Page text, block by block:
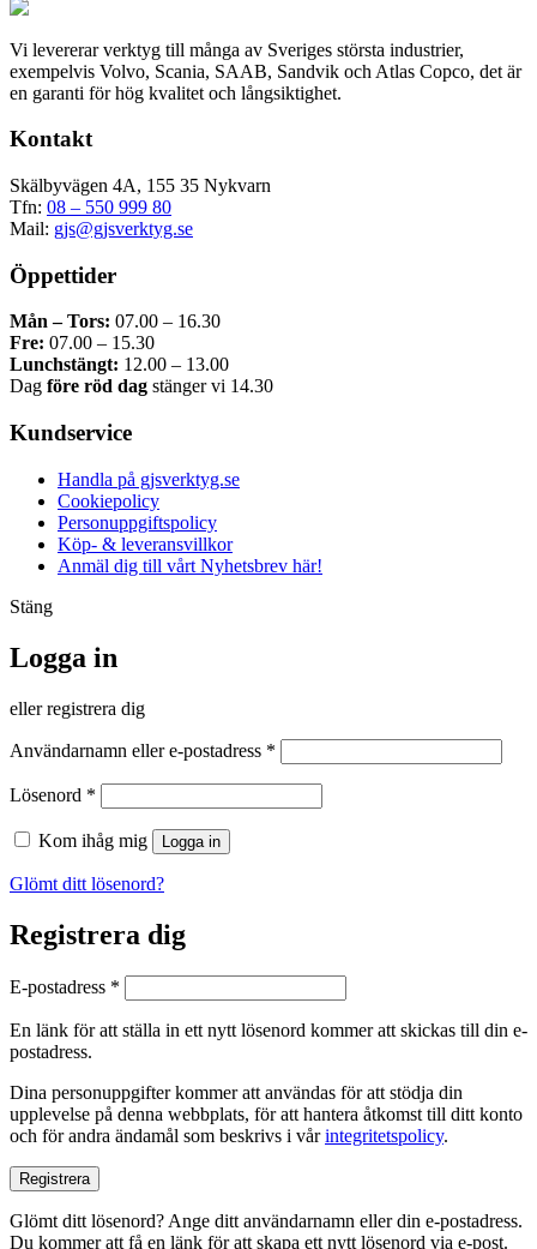
Vi levererar verktyg till många av Sveriges största industrier,
exempelvis Volvo, Scania, SAAB, Sandvik och Atlas Copco, det är
en garanti för hög kvalitet och långsiktighet.
Kontakt
Skälbyvägen 4A, 155 35 Nykvarn
Tfn: 08 – 550 999 80
Mail: gjs@gjsverktyg.se
Öppettider
Mån – Tors: 07.00 – 16.30
Fre: 07.00 – 15.30
Lunchstängt: 12.00 – 13.00
Dag före röd dag stänger vi 14.30
Kundservice
Handla på gjsverktyg.se
Cookiepolicy
Personuppgiftspolicy
Köp- & leveransvillkor
Anmäl dig till vårt Nyhetsbrev här!
Stäng
Logga in
eller registrera dig
Användarnamn eller e-postadress *
Lösenord *
Kom ihåg mig Logga in
Glömt ditt lösenord?
Registrera dig
E-postadress *
En länk för att ställa in ett nytt lösenord kommer att skickas till din e-
postadress.
Dina personuppgifter kommer att användas för att stödja din
upplevelse på denna webbplats, för att hantera åtkomst till ditt konto
och för andra ändamål som beskrivs i vårintegritetspolicy.
Registrera
Glömt ditt lösenord? Ange ditt användarnamn eller din e-postadress.
Du kommer att få en länk för att skapa ett nytt lösenord via e-post.